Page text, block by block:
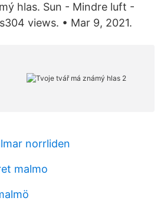
hlas. Sun - Mindre luft -
views. • Mar 9, 2021.
norrliden
malmo